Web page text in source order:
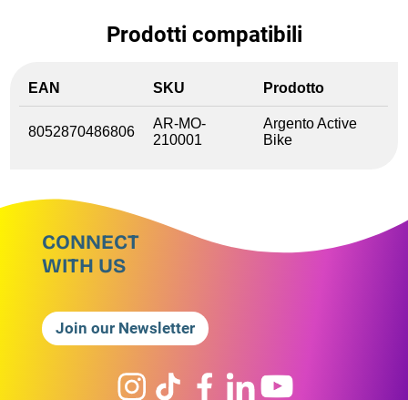
Prodotti compatibili
EAN SKU Prodotto
8052870486806
AR-MO-
210001
Argento Active
Bike
CONNECT
WITH US
Join our Newsletter